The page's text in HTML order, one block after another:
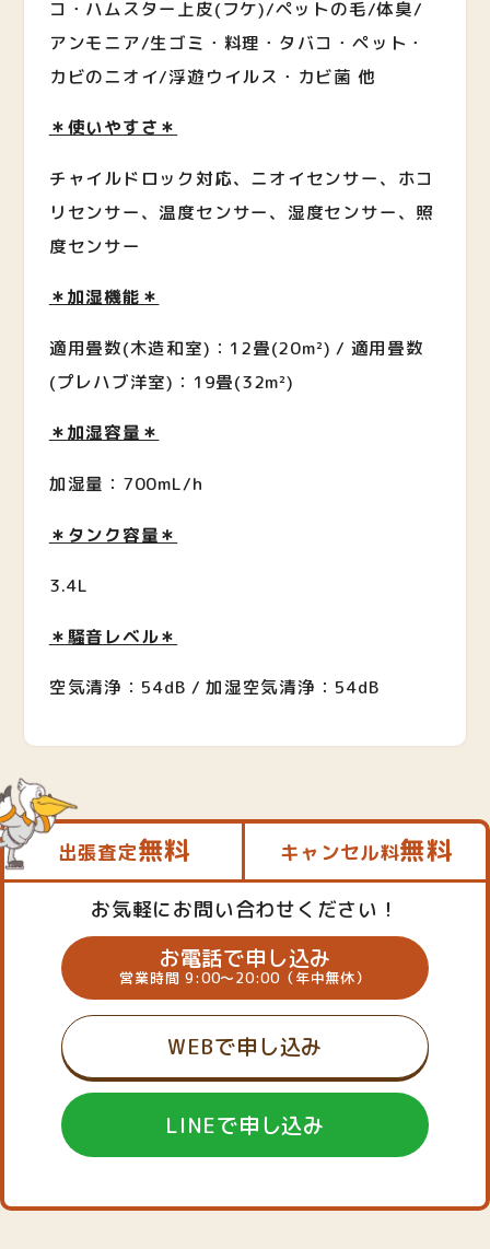
コ・ハムスター上皮(フケ)/ペットの毛/体臭/
アンモニア/生ゴミ・料理・タバコ・ペット・
カビのニオイ/浮遊ウイルス・カビ菌 他
＊使いやすさ＊
チャイルドロック対応、ニオイセンサー、ホコ
リセンサー、温度センサー、湿度センサー、照
度センサー
＊加湿機能＊
適用畳数(木造和室)：12畳(20m²) / 適用畳数
(プレハブ洋室)：19畳(32m²)
＊加湿容量＊
加湿量：700mL/h
＊タンク容量＊
3.4L
＊騒音レベル＊
空気清浄：54dB / 加湿空気清浄：54dB
出張査定無料 キャンセル料無料
お気軽にお問い合わせください！
お電話で申し込み
営業時間 9:00～20:00（年中無休）
WEBで申し込み
LINEで申し込み